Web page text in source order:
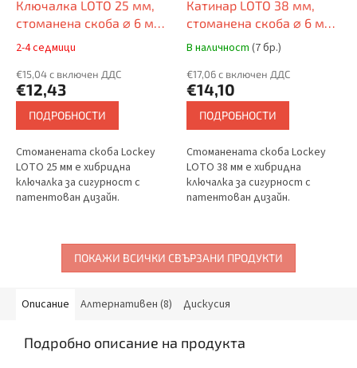
Ключалка LOTO 25 мм,
стоманена скоба ⌀ 6 мм,
(непроводящо), форма
LOCKEY (патентована)
2-4 седмици
€15,04 с включен ДДС
€12,43
ПОДРОБНОСТИ
Стоманената скоба Lockey
LOTO 25 мм е хибридна
ключалка за сигурност с
патентован дизайн.
удар, а стоманената скоба
Катинар LOTO 38 мм,
стоманена скоба ⌀ 6 мм,
найлоново тяло
(непроводящо), форма
LOCKEY (патентована)
В наличност (7 бр.)
€17,06 с включен ДДС
€14,10
ПОДРОБНОСТИ
Стоманената скоба Lockey
LOTO 38 мм е хибридна
ключалка за сигурност с
патентован дизайн.
удар, а стоманената скоба
осигурява...
ПОКАЖИ ВСИЧКИ СВЪРЗАНИ ПРОДУКТИ
Описание Алтернативен (8) Дискусия
Подробно описание на продукта